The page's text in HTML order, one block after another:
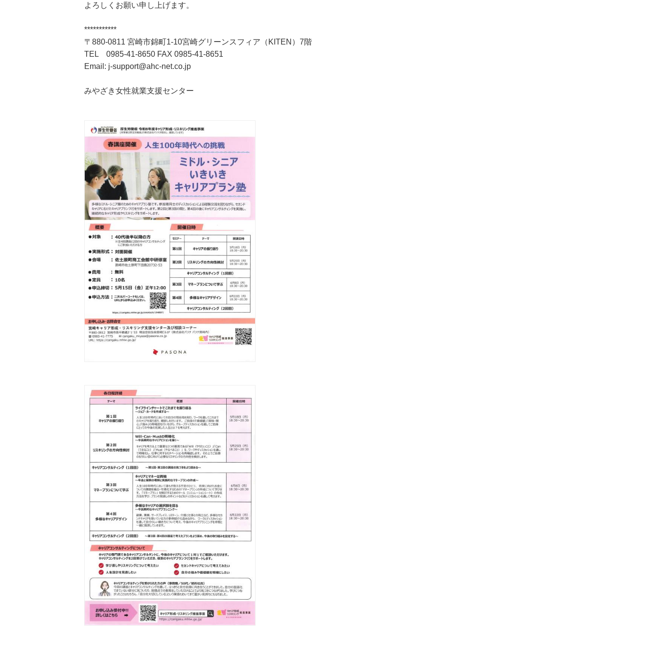
よろしくお願い申し上げます。
***********
〒880-0811 宮崎市錦町1-10宮崎グリーンスフィア（KITEN）7階
TEL 0985-41-8650 FAX 0985-41-8651
Email: j-support@ahc-net.co.jp
みやざき女性就業支援センター